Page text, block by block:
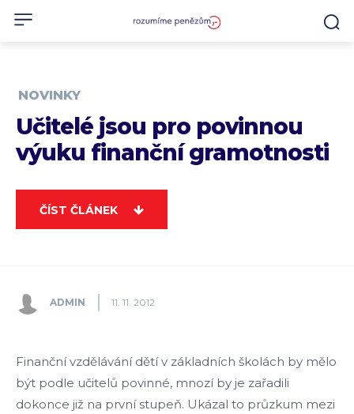
NOVINKY
Učitelé jsou pro povinnou
výuku finanční gramotnosti
ČÍST ČLÁNEK
ADMIN 11. 11. 2012
Finanční vzdělávání dětí v základních školách by mělo
být podle učitelů povinné, mnozí by je zařadili
dokonce již na první stupeň. Ukázal to průzkum mezi